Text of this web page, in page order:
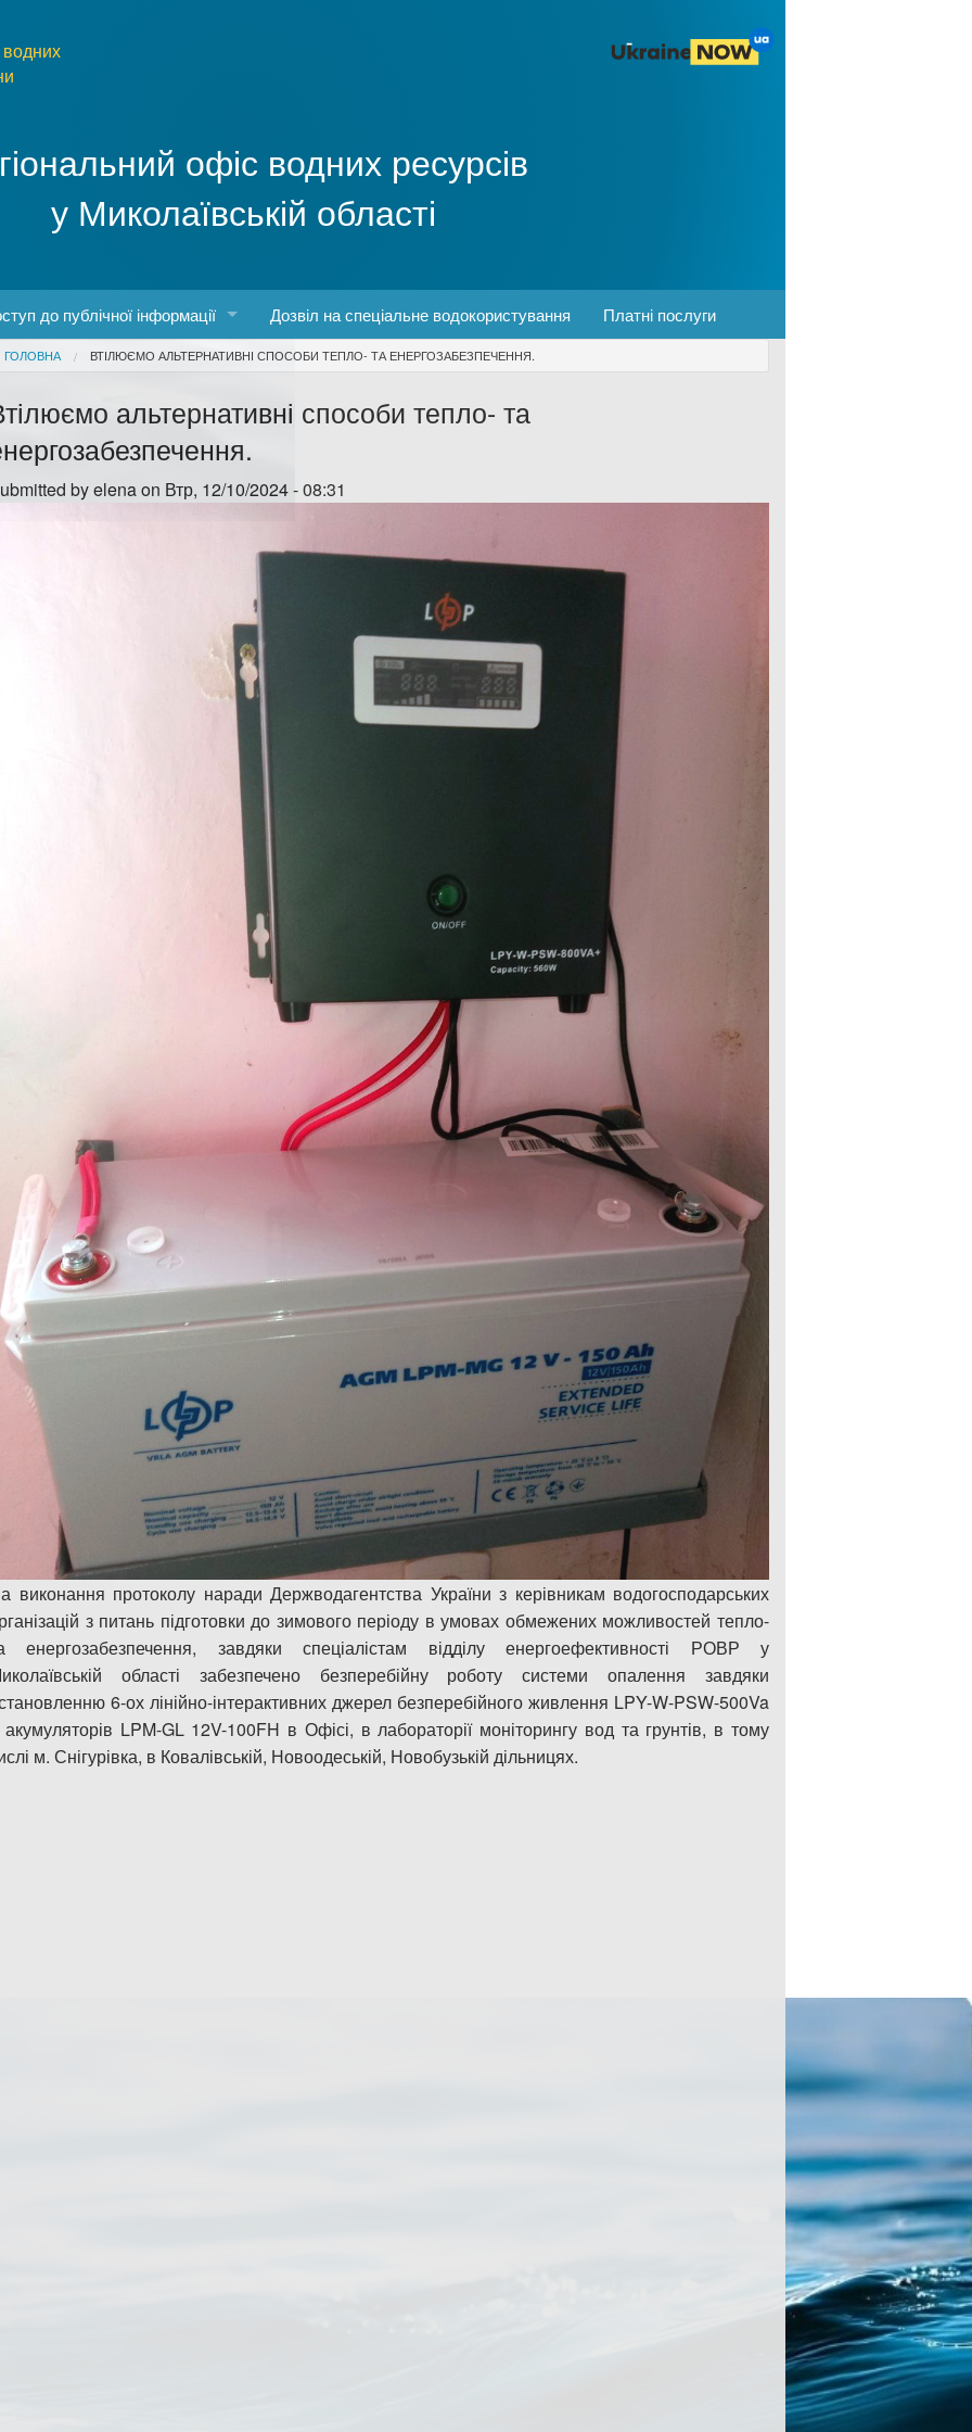
офіс водних ресурсів
у Миколаївській області
до публічної інформації
про доступ до публічної інформації
роботу з інформаційними запитами
та порядок запиту
Дозвіл на спеціальне водокористування Платні послуги
You are here
ГОЛОВНА ВТІЛЮЄМО АЛЬТЕРНАТИВНІ СПОСОБИ ТЕПЛО- ТА ЕНЕРГОЗАБЕЗПЕЧЕННЯ.
альтернативні способи тепло- та
byelenaon Втр, 12/10/2024 - 08:31
виконання протоколу наради Держводагентства України з керівникам водогосподарських
з питань підготовки до зимового періоду в умовах обмежених можливостей тепло-
енергозабезпечення, завдяки спеціалістам відділу енергоефективності РОВР у
області забезпечено безперебійну роботу системи опалення завдяки
6-ох лінійно-інтерактивних джерел безперебійного живлення LPY-W-PSW-500Va
LPM-GL 12V-100FH в Офісі, в лабораторії моніторингу вод та грунтів, в тому
м. Снігурівка, в Ковалівській, Новоодеській, Новобузькій дільницях.